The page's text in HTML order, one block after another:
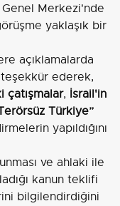
Merkezi'nde
yaklaşık bir
açıklamalarda
teşekkür ederek,
çatışmalar, İsrail'in
Türkiye”
yapıldığını
ve ahlaki ile
kanun teklifi
bilgilendirdiğini